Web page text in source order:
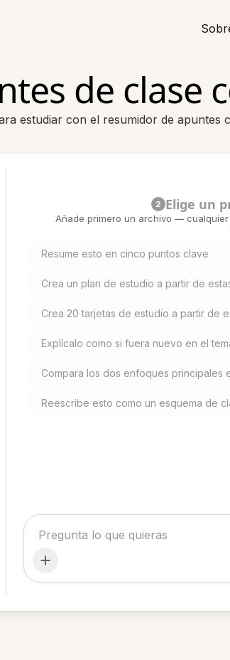
de clase
estudiar con el resumidor de apuntes
de textos
2 Elige un
Añade primero un archivo —
Resume esto en cinco puntos clave
Crea un plan de estudio a partir de
Crea 20 tarjetas de estudio a partir de
Explícalo como si fuera nuevo en el
Compara los dos enfoques principales
Reescribe esto como un esquema de